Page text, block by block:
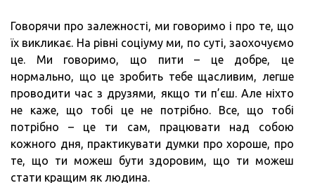
Говорячи про залежності, ми говоримо і про те, що
їх викликає. На рівні соціуму ми, по суті, заохочуємо
це. Ми говоримо, що пити – це добре, це
нормально, що це зробить тебе щасливим, легше
проводити час з друзями, якщо ти п’єш. Але ніхто
не каже, що тобі це не потрібно. Все, що тобі
потрібно – це ти сам, працювати над собою
кожного дня, практикувати думки про хороше, про
те, що ти можеш бути здоровим, що ти можеш
стати кращим як людина.